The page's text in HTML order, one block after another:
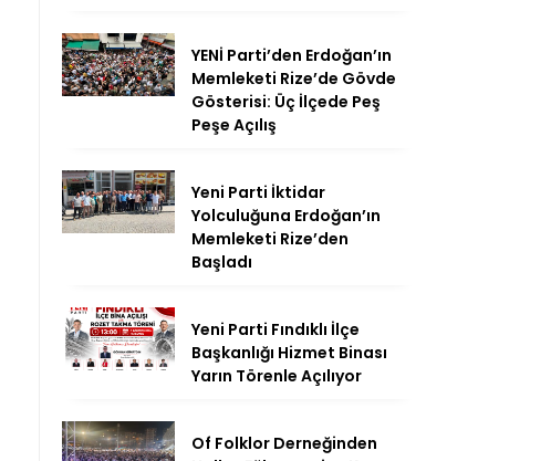
YENİ Parti’den Erdoğan’ın
Memleketi Rize’de Gövde
Gösterisi: Üç İlçede Peş
Peşe Açılış
Yeni Parti İktidar
Yolculuğuna Erdoğan’ın
Memleketi Rize’den
Başladı
Yeni Parti Fındıklı İlçe
Başkanlığı Hizmet Binası
Yarın Törenle Açılıyor
Of Folklor Derneğinden